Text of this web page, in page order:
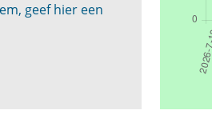
geef hier een